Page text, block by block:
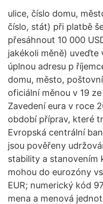
ulice, číslo domu,
číslo, stát) při platbě
přesáhnout 10 000
jakékoli měně) uveďte
úplnou adresu p
domu, město,
oficiální měnou v 19
Zavedení eura v roce
období příprav, které
Evropská centrální
jsou pověřeny
stability a stanovením
mohou do eurozóny
EUR; numerický kód
mena a menová